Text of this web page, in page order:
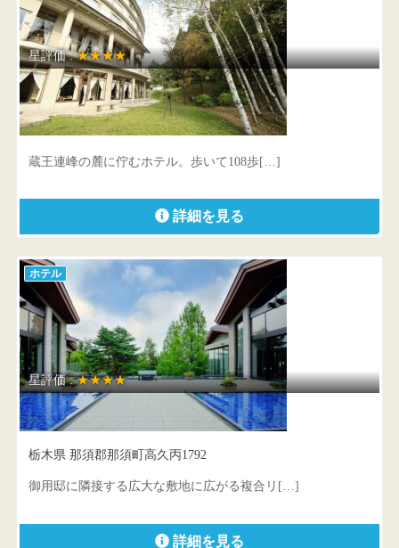
星評価 :★★★★
蔵王四季のホテル
山形県 山形市蔵王温泉1272
蔵王連峰の麓に佇むホテル。歩いて108歩[…]
詳細を見る
ホテル
星評価 :★★★★
ホテルハーヴェスト那須
栃木県 那須郡那須町高久丙1792
御用邸に隣接する広大な敷地に広がる複合リ[…]
詳細を見る